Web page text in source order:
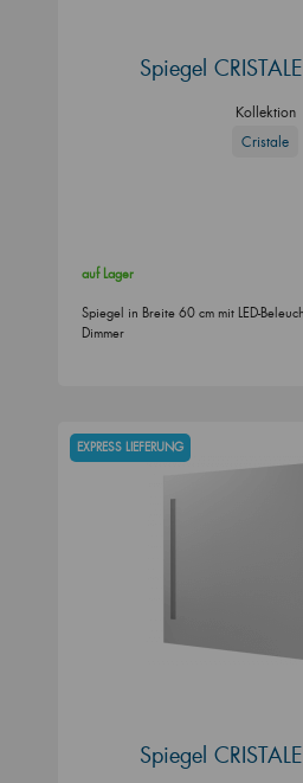
Spiegel
Kollektion
Cristale
auf Lager
Spiegel in Breite 60 cm mit LED-
Dimmer
EXPRESS LIEFERUNG
Spiegel